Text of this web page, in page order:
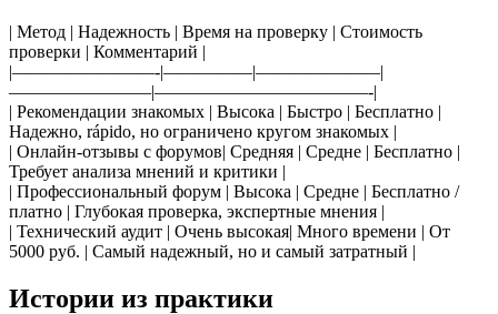
| Метод | Надежность | Время на проверку | Стоимость
проверки | Комментарий |
|————————-|—————|———————|
————————|————————————-|
| Рекомендации знакомых | Высока | Быстро | Бесплатно |
Надежно, rápido, но ограничено кругом знакомых |
| Онлайн-отзывы с форумов| Средняя | Средне | Бесплатно |
Требует анализа мнений и критики |
| Профессиональный форум | Высока | Средне | Бесплатно /
платно | Глубокая проверка, экспертные мнения |
| Технический аудит | Очень высокая| Много времени | От
5000 руб. | Самый надежный, но и самый затратный |
Истории из практики